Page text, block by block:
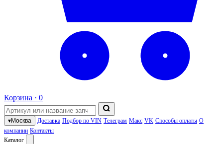
Корзина · 0
▾Москва Доставка Подбор по VIN Телеграм Макс VK Способы оплаты О
компании Контакты
Каталог